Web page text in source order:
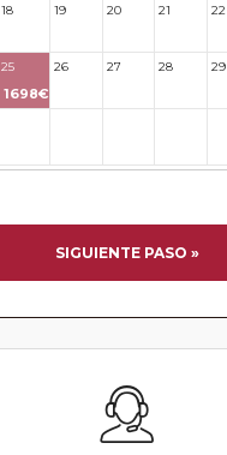
18 19 20 21 22
25
1698€
26 27 28 29
SIGUIENTE PASO »